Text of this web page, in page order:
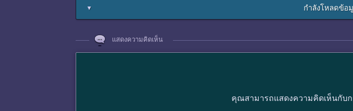
▼ กำลังโหลดข้อ
แสดงความคิดเห็น
คุณสามารถแสดงความคิดเห็นกับก